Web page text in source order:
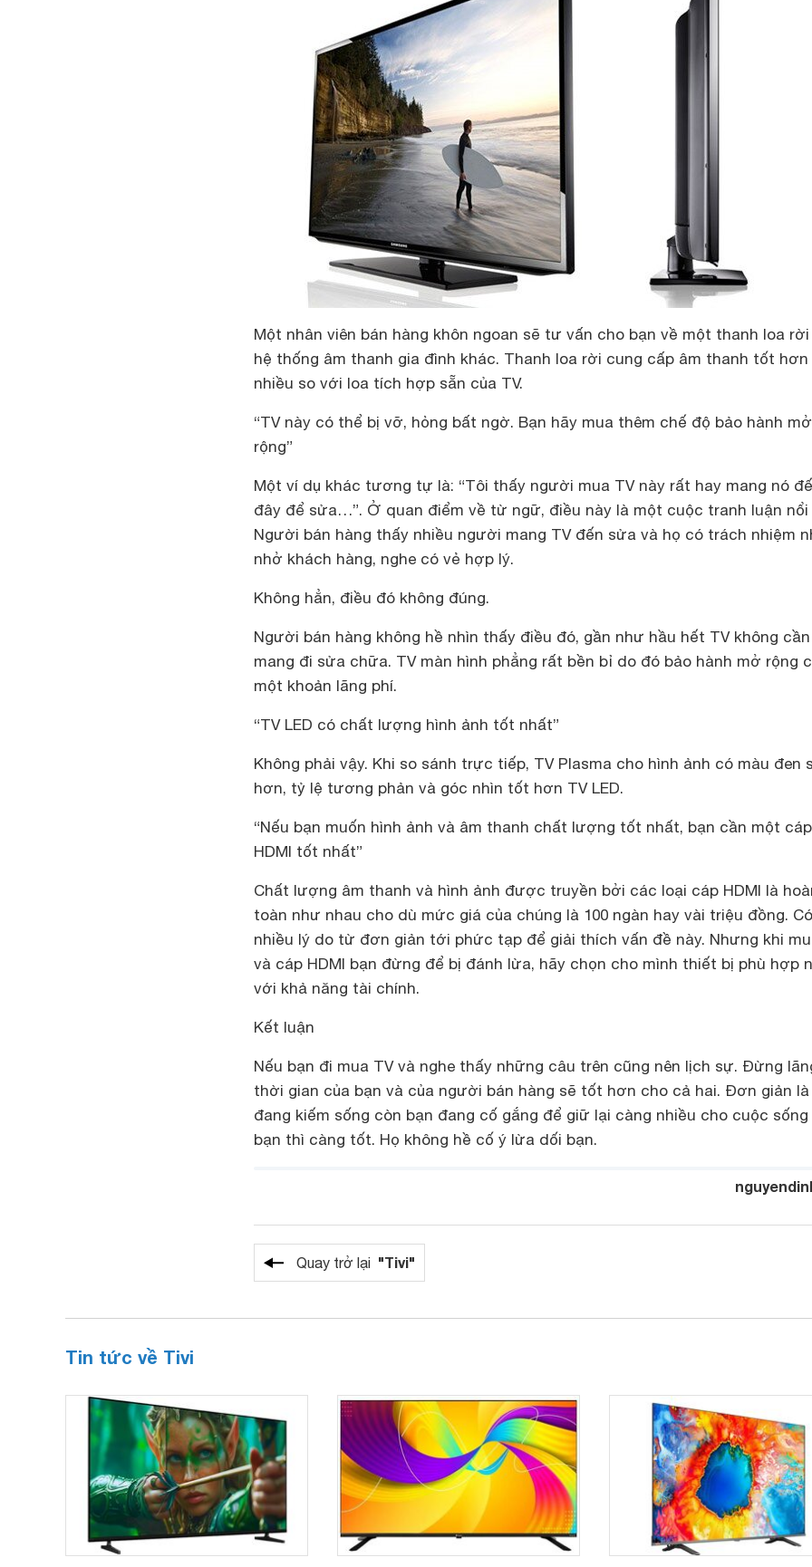
Một nhân viên bán hàng khôn ngoan sẽ tư vấn cho bạn về một thanh loa
hệ thống âm thanh gia đình khác. Thanh loa rời cung cấp âm thanh tốt hơn
nhiều so với loa tích hợp sẵn của TV.
“TV này có thể bị vỡ, hỏng bất ngờ. Bạn hãy mua thêm chế độ bảo hành mở
rộng”
Một ví dụ khác tương tự là: “Tôi thấy người mua TV này rất hay mang nó
đây để sửa…”. Ở quan điểm về từ ngữ, điều này là một cuộc tranh luận nổi
Người bán hàng thấy nhiều người mang TV đến sửa và họ có trách nhiệm
nhở khách hàng, nghe có vẻ hợp lý.
Không hẳn, điều đó không đúng.
Người bán hàng không hề nhìn thấy điều đó, gần như hầu hết TV không cần
mang đi sửa chữa. TV màn hình phẳng rất bền bỉ do đó bảo hành mở rộng
một khoản lãng phí.
“TV LED có chất lượng hình ảnh tốt nhất”
Không phải vậy. Khi so sánh trực tiếp, TV Plasma cho hình ảnh có màu đen
hơn, tỷ lệ tương phản và góc nhìn tốt hơn TV LED.
“Nếu bạn muốn hình ảnh và âm thanh chất lượng tốt nhất, bạn cần một cáp
HDMI tốt nhất”
Chất lượng âm thanh và hình ảnh được truyền bởi các loại cáp HDMI là
toàn như nhau cho dù mức giá của chúng là 100 ngàn hay vài triệu đồng.
nhiều lý do từ đơn giản tới phức tạp để giải thích vấn đề này. Nhưng khi
và cáp HDMI bạn đừng để bị đánh lừa, hãy chọn cho mình thiết bị phù hợp
với khả năng tài chính.
Kết luận
Nếu bạn đi mua TV và nghe thấy những câu trên cũng nên lịch sự. Đừng
thời gian của bạn và của người bán hàng sẽ tốt hơn cho cả hai. Đơn giản là
đang kiếm sống còn bạn đang cố gắng để giữ lại càng nhiều cho cuộc sống
bạn thì càng tốt. Họ không hề cố ý lừa dối bạn.
Quay trở lại "Tivi"
Tin tức về Tivi